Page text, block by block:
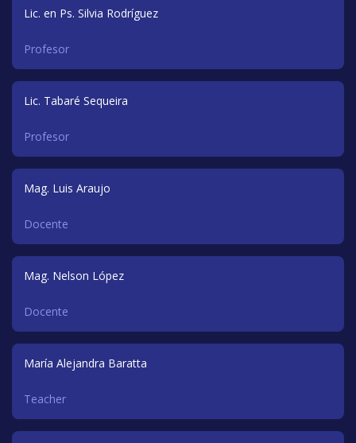
Lic. en Ps. Silvia Rodríguez
Profesor
Lic. Tabaré Sequeira
Profesor
Mag. Luis Araujo
Docente
Mag. Nelson López
Docente
María Alejandra Baratta
Teacher